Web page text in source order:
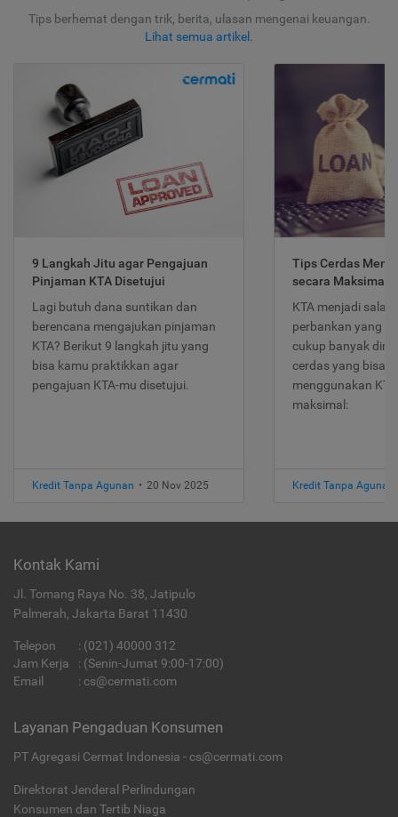
Tips berhemat dengan trik, berita, ulasan mengenai keuangan.
Lihat semua artikel .
9 Langkah Jitu agar Pengajuan
Pinjaman KTA Disetujui
Lagi butuh dana suntikan dan
berencana mengajukan pinjaman
KTA? Berikut 9 langkah jitu yang
bisa kamu praktikkan agar
pengajuan KTA-mu disetujui.
Kredit Tanpa Agunan • 20 Nov 2025
Tips Cerdas
secara Maksimal
KTA menjadi
perbankan yang
cukup banyak
cerdas yang bisa
menggunakan
maksimal:
Kredit Tanpa Agunan
Kontak Kami
Jl. Tomang Raya No. 38, Jatipulo
Palmerah, Jakarta Barat 11430
Telepon : (021) 40000 312
Jam Kerja
: (Senin-Jumat 9:00-17:00)
Email
: cs@cermati.com
Layanan Pengaduan Konsumen
PT Agregasi Cermat Indonesia - cs@cermati.com
Direktorat Jenderal Perlindungan
Konsumen dan Tertib Niaga